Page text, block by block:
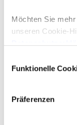
Möchten Sie
unseren Cookie-
Daten verarbeiten.
Funktionelle
Präferenzen